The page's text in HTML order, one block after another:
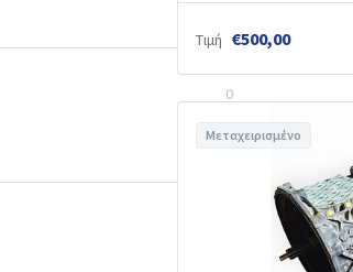
0
Τιμή €500,00
Μεταχειρισμένο